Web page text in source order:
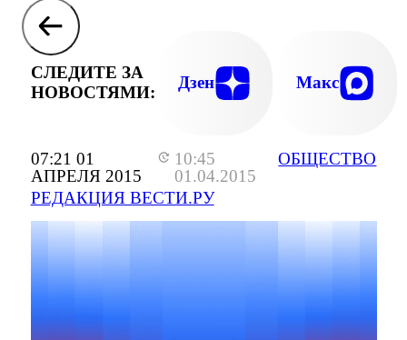
07:21 01
АПРЕЛЯ 2015
10:45
01.04.2015
РЕДАКЦИЯ ВЕСТИ.РУ
ОБЩЕСТВО
СЛЕДИТЕ ЗА
НОВОСТЯМИ:
Дзен Макс